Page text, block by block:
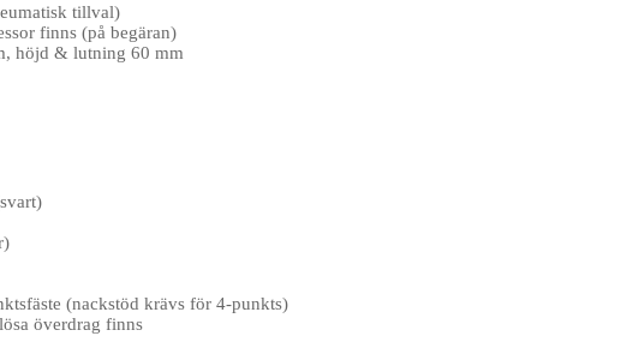
tillval)
finns (på begäran)
höjd & lutning 60 mm
(nackstöd krävs för 4-punkts)
överdrag finns